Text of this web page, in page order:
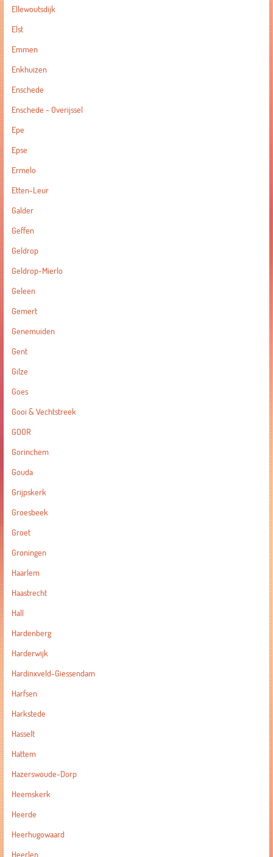
Ellewoutsdijk
Elst
Emmen
Enkhuizen
Enschede
Enschede - Overijssel
Epe
Epse
Ermelo
Etten-Leur
Galder
Geffen
Geldrop
Geldrop-Mierlo
Geleen
Gemert
Genemuiden
Gent
Gilze
Goes
Gooi & Vechtstreek
GOOR
Gorinchem
Gouda
Grijpskerk
Groesbeek
Groet
Groningen
Haarlem
Haastrecht
Hall
Hardenberg
Harderwijk
Hardinxveld-Giessendam
Harfsen
Harkstede
Hasselt
Hattem
Hazerswoude-Dorp
Heemskerk
Heerde
Heerhugowaard
Heerlen